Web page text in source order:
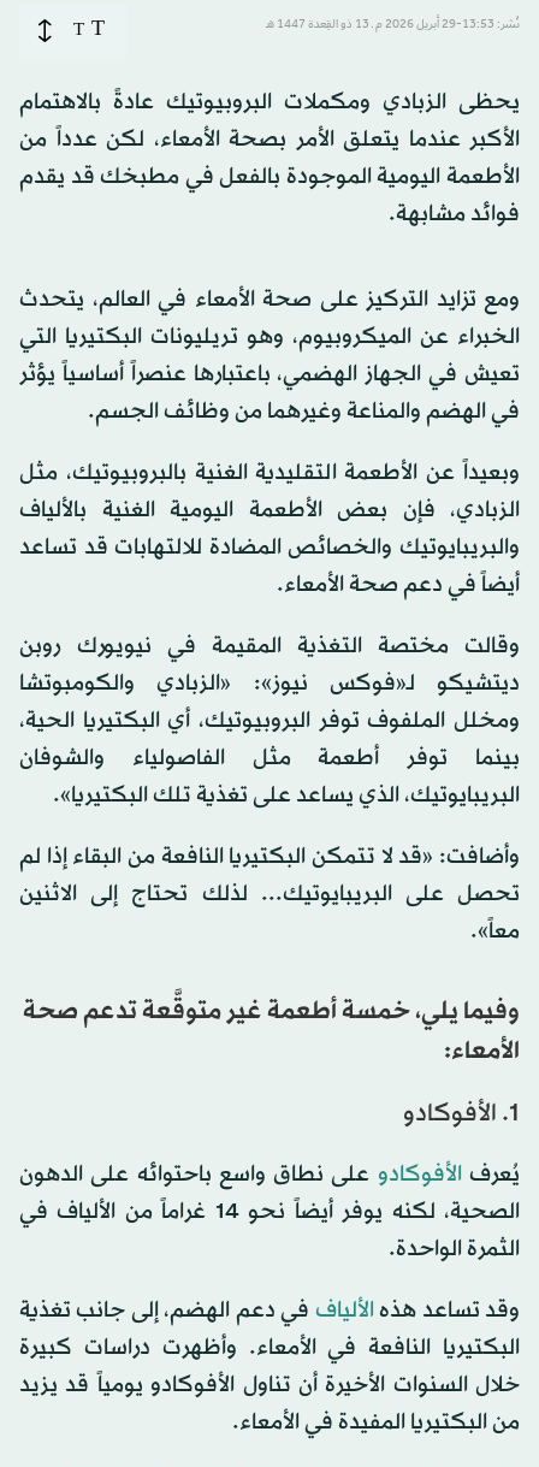
نُشر: 13:53-29 أبريل 2026 م ـ 13 ذو القِعدة 1447 هـ T
T
يحظى الزبادي ومكملات البروبيوتيك عادةً بالاهتمام
الأكبر عندما يتعلق الأمر بصحة الأمعاء، لكن عدداً من
الأطعمة اليومية الموجودة بالفعل في مطبخك قد يقدم
فوائد مشابهة.
ومع تزايد التركيز على صحة الأمعاء في العالم، يتحدث
الخبراء عن الميكروبيوم، وهو تريليونات البكتيريا التي
تعيش في الجهاز الهضمي، باعتبارها عنصراً أساسياً يؤثر
في الهضم والمناعة وغيرهما من وظائف الجسم.
وبعيداً عن الأطعمة التقليدية الغنية بالبروبيوتيك، مثل
الزبادي، فإن بعض الأطعمة اليومية الغنية بالألياف
والبريبايوتيك والخصائص المضادة للالتهابات قد تساعد
أيضاً في دعم صحة الأمعاء.
وقالت مختصة التغذية المقيمة في نيويورك روبن
ديتشيكو لـ«فوكس نيوز»: «الزبادي والكومبوتشا
ومخلل الملفوف توفر البروبيوتيك، أي البكتيريا الحية،
بينما توفر أطعمة مثل الفاصولياء والشوفان
البريبايوتيك، الذي يساعد على تغذية تلك البكتيريا».
وأضافت: «قد لا تتمكن البكتيريا النافعة من البقاء إذا لم
تحصل على البريبايوتيك... لذلك تحتاج إلى الاثنين
معاً».
وفيما يلي، خمسة أطعمة غير متوقَّعة تدعم صحة
الأمعاء:
1. الأفوكادو
يُعرف الأفوكادو على نطاق واسع باحتوائه على الدهون
الصحية، لكنه يوفر أيضاً نحو 14 غراماً من الألياف في
الثمرة الواحدة.
وقد تساعد هذهالألياف في دعم الهضم، إلى جانب تغذية
البكتيريا النافعة في الأمعاء. وأظهرت دراسات كبيرة
خلال السنوات الأخيرة أن تناول الأفوكادو يومياً قد يزيد
من البكتيريا المفيدة في الأمعاء.